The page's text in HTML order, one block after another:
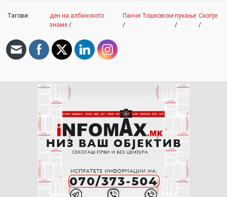
Тагови:
ден на албанското
знаме /
Панче Тошковски
/
пукање
/
Скопје
/